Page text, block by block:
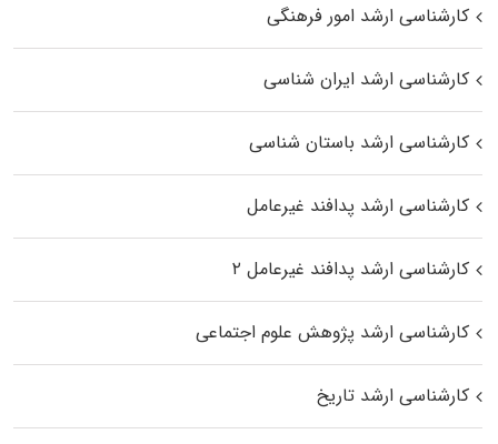
کارشناسی ارشد امور فرهنگی
کارشناسی ارشد ایران شناسی
کارشناسی ارشد باستان شناسی
کارشناسی ارشد پدافند غیرعامل
کارشناسی ارشد پدافند غیرعامل ۲
کارشناسی ارشد پژوهش علوم اجتماعی
کارشناسی ارشد تاریخ